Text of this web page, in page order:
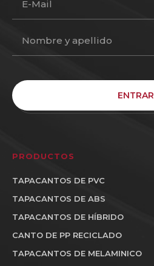
ENTRAR
PRODUCTOS
TAPACANTOS DE PVC
TAPACANTOS DE ABS
TAPACANTOS DE HÍBRIDO
CANTO DE PP RECICLADO
TAPACANTOS DE MELAMINICO